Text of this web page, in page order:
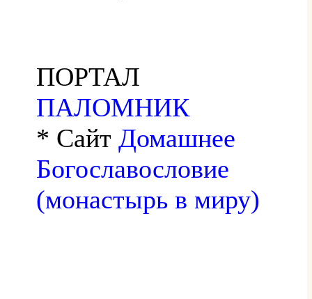
ПОРТАЛ
ПАЛОМНИК
* Сайт Домашнее
Богославословие
(монастырь в миру)